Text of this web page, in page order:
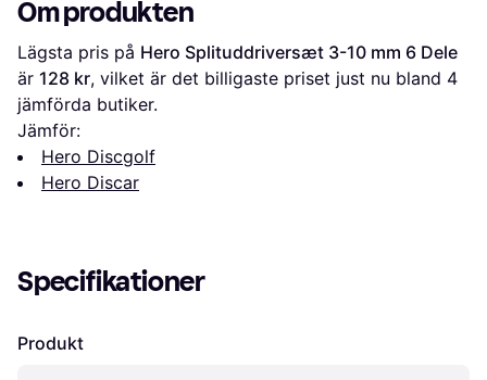
Om produkten
Lägsta pris på Hero Splituddriversæt 3-10 mm 6 Dele
är 128 kr, vilket är det billigaste priset just nu bland 4
jämförda butiker.
Jämför:
Hero Discgolf
Hero Discar
Specifikationer
Produkt